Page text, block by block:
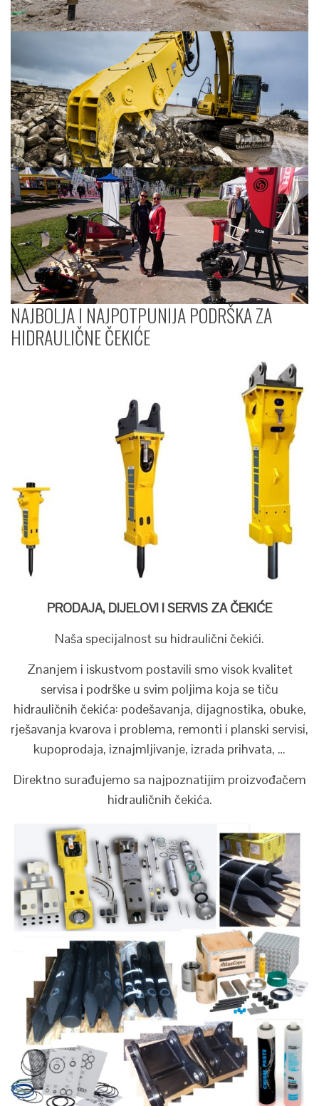
NAJBOLJA I NAJPOTPUNIJA PODRŠKA ZA
HIDRAULIČNE ČEKIĆE
PRODAJA, DIJELOVI I SERVIS ZA ČEKIĆE
Naša specijalnost su hidraulični čekići.
Znanjem i iskustvom postavili smo visok kvalitet
servisa i podrške u svim poljima koja se tiču
hidrauličnih čekića: podešavanja, dijagnostika, obuke,
rješavanja kvarova i problema, remonti i planski servisi,
kupoprodaja, iznajmljivanje, izrada prihvata, …
Direktno surađujemo sa najpoznatijim proizvođačem
hidrauličnih čekića.